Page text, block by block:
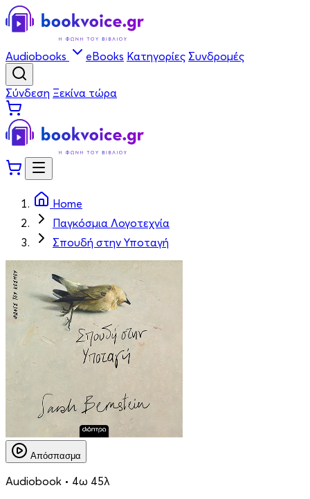
Audiobooks eBooks Κατηγορίες Συνδρομές
Σύνδεση Ξεκίνα τώρα
Home
Παγκόσμια Λογοτεχνία
Σπουδή στην Υποταγή
Απόσπασμα
Audiobook • 4ω 45λ